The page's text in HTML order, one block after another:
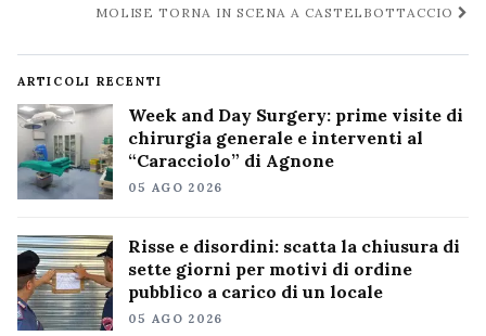
MOLISE TORNA IN SCENA A CASTELBOTTACCIO
ARTICOLI RECENTI
Week and Day Surgery: prime visite di
chirurgia generale e interventi al
“Caracciolo” di Agnone
05 AGO 2026
Risse e disordini: scatta la chiusura di
sette giorni per motivi di ordine
pubblico a carico di un locale
05 AGO 2026